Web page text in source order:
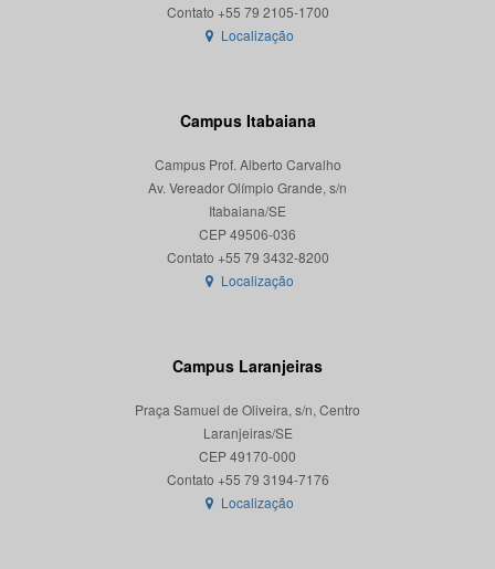
Localização
Campus Itabaiana
Campus Prof. Alberto Carvalho
Av. Vereador Olímpio Grande, s/n
Itabaiana/SE
CEP 49506-036
Localização
Campus Laranjeiras
Praça Samuel de Oliveira, s/n, Centro
Laranjeiras/SE
CEP 49170-000
Localização